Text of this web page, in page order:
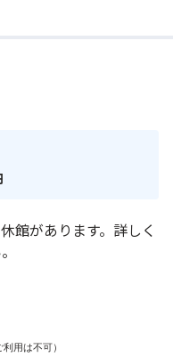
館があります。詳しく
用は不可）